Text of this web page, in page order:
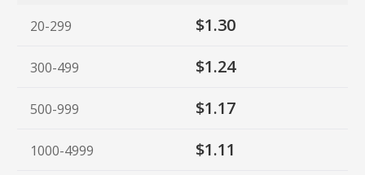
20-299 $1.30
300-499 $1.24
500-999 $1.17
1000-4999 $1.11